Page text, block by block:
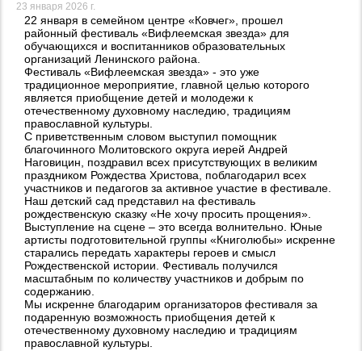
23 января 2026 г.
22 января в семейном центре «Ковчег», прошел
районный фестиваль «Вифлеемская звезда» для
обучающихся и воспитанников образовательных
организаций Ленинского района.
Фестиваль «Вифлеемская звезда» - это уже
традиционное мероприятие, главной целью которого
является приобщение детей и молодежи к
отечественному духовному наследию, традициям
православной культуры.
С приветственным словом выступил помощник
благочинного Молитовского округа иерей Андрей
Наговицин, поздравил всех присутствующих в великим
праздником Рождества Христова, поблагодарил всех
участников и педагогов за активное участие в фестивале.
Наш детский сад представил на фестиваль
рождественскую сказку «Не хочу просить прощения».
Выступление на сцене – это всегда волнительно. Юные
артисты подготовительной группы «Книголюбы» искренне
старались передать характеры героев и смысл
Рождественской истории. Фестиваль получился
масштабным по количеству участников и добрым по
содержанию.
Мы искренне благодарим организаторов фестиваля за
подаренную возможность приобщения детей к
отечественному духовному наследию и традициям
православной культуры.